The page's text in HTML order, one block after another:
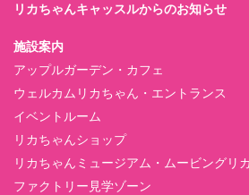
リカちゃんキャッスルからのお知らせ
施設案内
アップルガーデン・カフェ
ウェルカムリカちゃん・エントランス
イベントルーム
リカちゃんショップ
リカちゃんミュージアム・ムービングリ
ファクトリー見学ゾーン